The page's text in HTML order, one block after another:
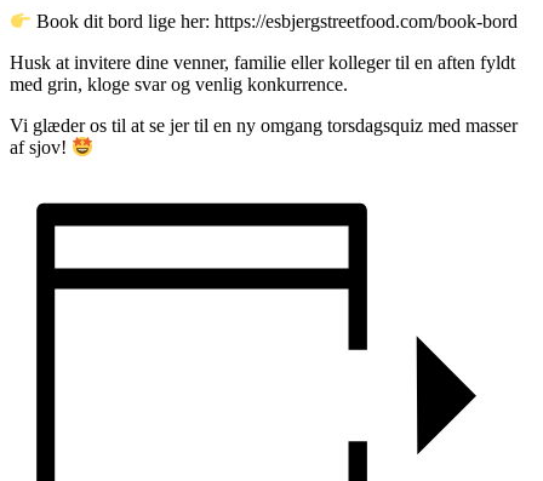
Book dit bord lige her: https://esbjergstreetfood.com/book-bord
Husk at invitere dine venner, familie eller kolleger til en aften fyldt
med grin, kloge svar og venlig konkurrence.
Vi glæder os til at se jer til en ny omgang torsdagsquiz med masser
af sjov!